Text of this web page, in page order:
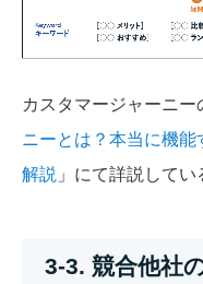
カスタマージャーニー
ニーとは？本当に機
解説 」にて詳説してい
3-3. 競合他社